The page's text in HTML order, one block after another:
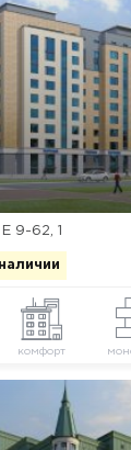
9-62, 1
комфорт
Да, удалить